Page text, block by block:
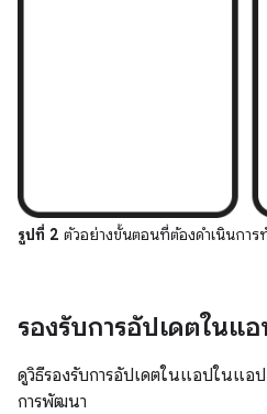
รูปที่ 2 ตัวอย่างขั้นตอนที่ต้องดำเนินกา
รองรับการอัปเดตในแ
ดูวิธีรองรับการอัปเดตในแอปในแอ
การพัฒนา